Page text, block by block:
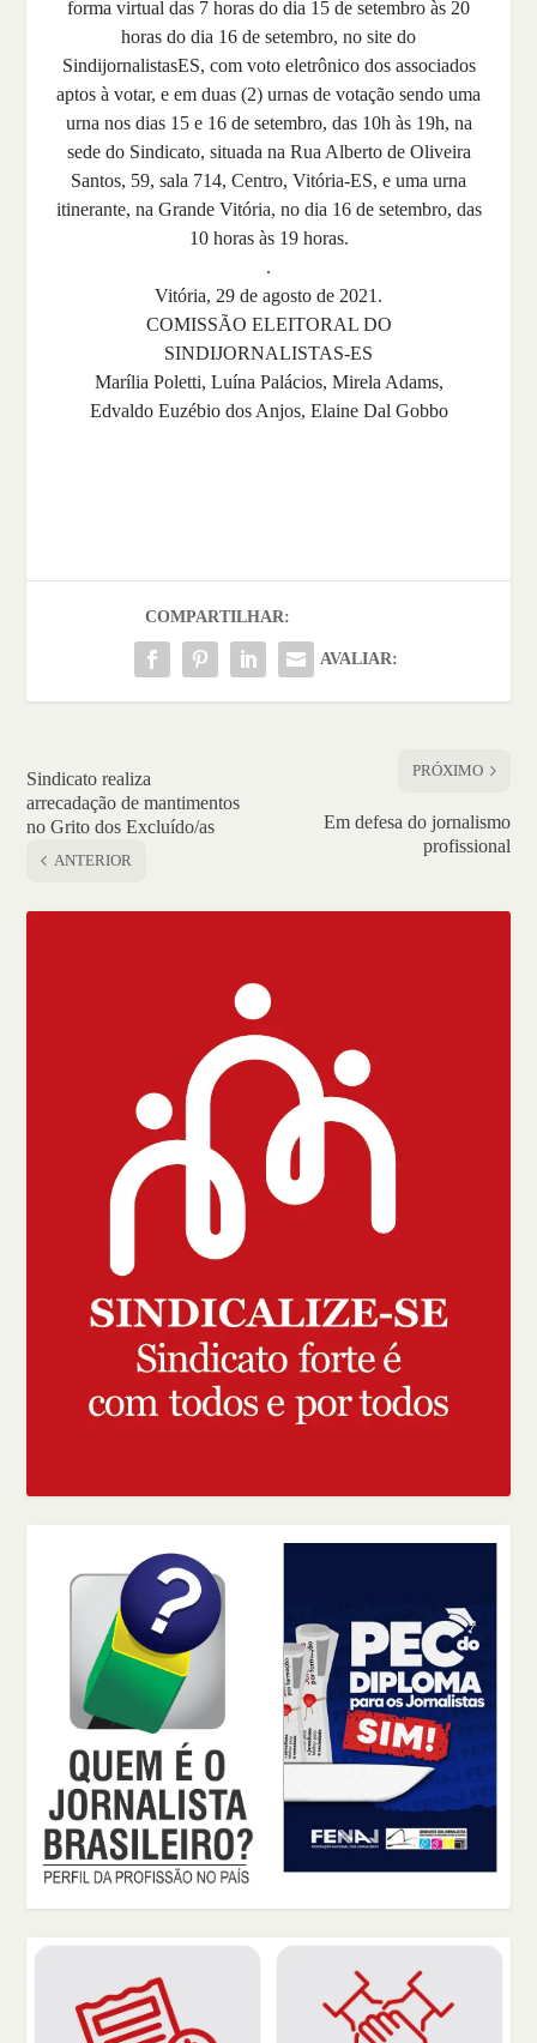
forma virtual das 7 horas do dia 15 de setembro às 20
horas do dia 16 de setembro, no site do
SindijornalistasES, com voto eletrônico dos associados
aptos à votar, e em duas (2) urnas de votação sendo uma
urna nos dias 15 e 16 de setembro, das 10h às 19h, na
sede do Sindicato, situada na Rua Alberto de Oliveira
Santos, 59, sala 714, Centro, Vitória-ES, e uma urna
itinerante, na Grande Vitória, no dia 16 de setembro, das
10 horas às 19 horas.
.
Vitória, 29 de agosto de 2021.
COMISSÃO ELEITORAL DO
SINDIJORNALISTAS-ES
Marília Poletti, Luína Palácios, Mirela Adams,
Edvaldo Euzébio dos Anjos, Elaine Dal Gobbo
COMPARTILHAR:
AVALIAR:
Sindicato realiza
arrecadação de mantimentos
no Grito dos Excluído/as
ANTERIOR
PRÓXIMO
Em defesa do jornalismo
profissional